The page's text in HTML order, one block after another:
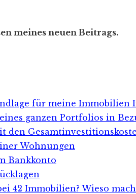
meines neuen Beitrags.
für meine Immobilien
ganzen Portfolios in
den
Wohnungen
Bankkonto
42 Immobilien? Wieso